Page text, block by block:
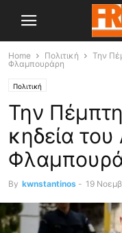
Home Πολιτική
Την
Φλαμπουράρη
Πολιτική
Την
κηδεία
By kwnstantinos - 19